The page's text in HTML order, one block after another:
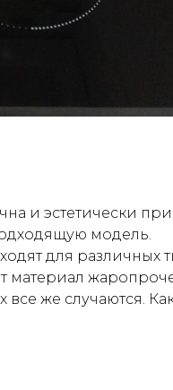
и эстетически
модель.
для различных
материал
же случаются.